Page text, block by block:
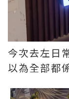
今次去左日
以為全部都